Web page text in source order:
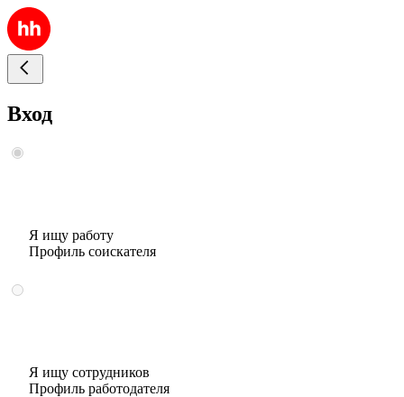
Вход
Я ищу работу
Профиль соискателя
Я ищу сотрудников
Профиль работодателя